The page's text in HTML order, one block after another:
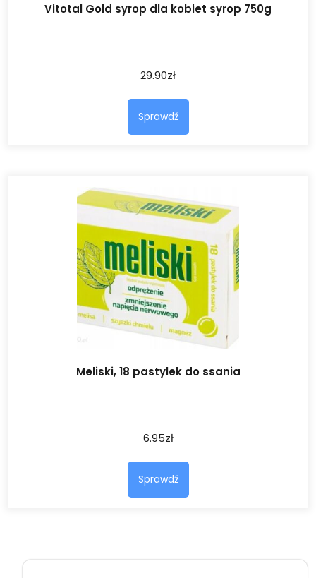
Vitotal Gold syrop dla kobiet syrop 750g
29.90zł
Sprawdź
Meliski, 18 pastylek do ssania
6.95zł
Sprawdź